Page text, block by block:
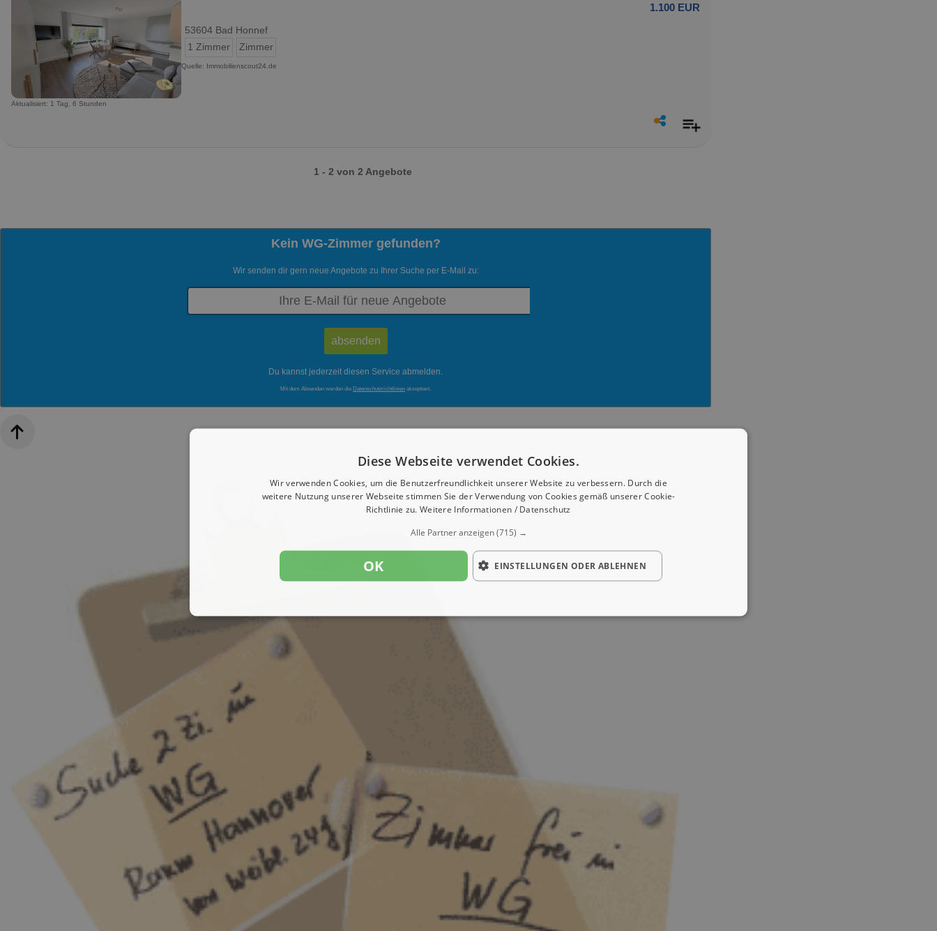
1.100 EUR
53604 Bad Honnef
1 Zimmer
Zimmer
Quelle: Immobilienscout24.de
Aktualisiert: 1 Tag, 6 Stunden
1 - 2 von 2 Angebote
Kein WG-Zimmer gefunden?
Wir senden dir gern neue Angebote zu Ihrer Suche per E-Mail zu:
Du kannst jederzeit diesen Service abmelden.
Mit dem Absenden werden die Datenschutzrichtlinien akzeptiert.
Diese Webseite verwendet Cookies.
Wir verwenden Cookies, um die Benutzerfreundlichkeit unserer Website zu verbessern. Durch die
weitere Nutzung unserer Webseite stimmen Sie der Verwendung von Cookies gemäß unserer Cookie-
Richtlinie zu. Weitere Informationen / Datenschutz
Alle Partner anzeigen(715) →
OK EINSTELLUNGEN ODER ABLEHNEN